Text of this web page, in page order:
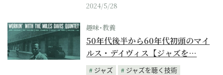
2024/5/28
趣味･教養
50年代後半から60年代初頭のマイ
ルス・デイヴィス【ジャズを…
ジャズ
ジャズを聴く技術